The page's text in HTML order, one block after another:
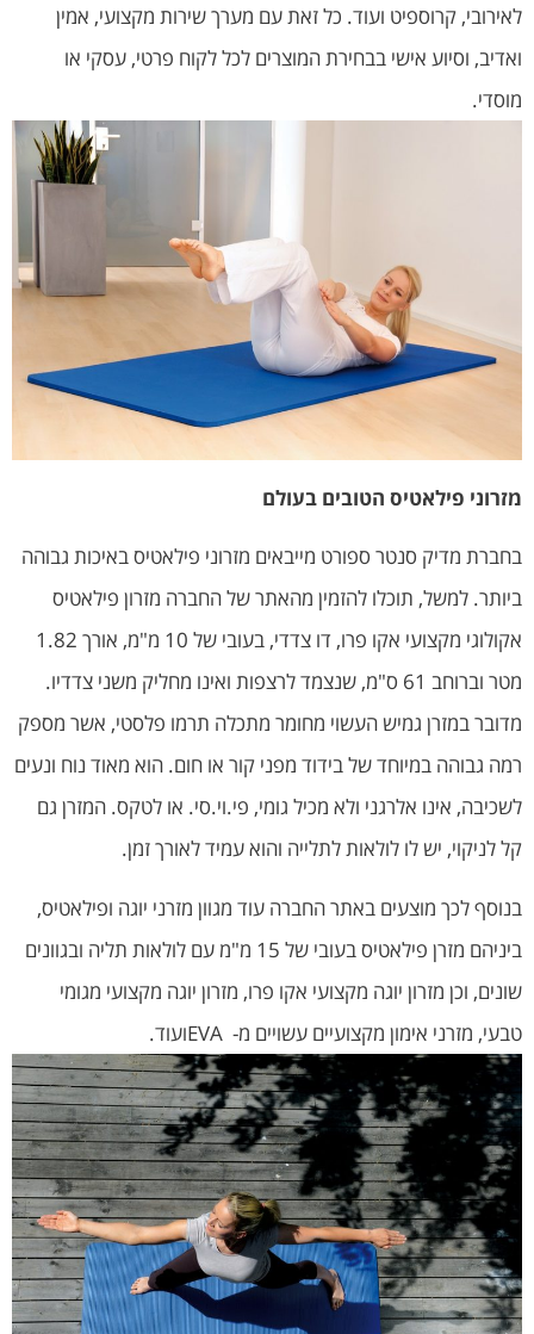
לאירובי, קרוספיט ועוד. כל זאת עם מערך שירות מקצועי, אמין
ואדיב, וסיוע אישי בבחירת המוצרים לכל לקוח פרטי, עסקי או
מוסדי.
מזרוני פילאטיס הטובים בעולם
בחברת מדיק סנטר ספורט מייבאים מזרוני פילאטיס באיכות גבוהה
ביותר. למשל, תוכלו להזמין מהאתר של החברה מזרון פילאטיס
אקולוגי מקצועי אקו פרו, דו צדדי, בעובי של 10 מ"מ, אורך 1.82
מטר וברוחב 61 ס"מ, שנצמד לרצפות ואינו מחליק משני צדדיו.
מדובר במזרן גמיש העשוי מחומר מתכלה תרמו פלסטי, אשר מספק
רמה גבוהה במיוחד של בידוד מפני קור או חום. הוא מאוד נוח ונעים
לשכיבה, אינו אלרגני ולא מכיל גומי, פי.וי.סי. או לטקס. המזרן גם
קל לניקוי, יש לו לולאות לתלייה והוא עמיד לאורך זמן.
בנוסף לכך מוצעים באתר החברה עוד מגוון מזרני יוגה ופילאטיס,
ביניהם מזרן פילאטיס בעובי של 15 מ"מ עם לולאות תליה ובגוונים
שונים, וכן מזרון יוגה מקצועי אקו פרו, מזרון יוגה מקצועי מגומי
טבעי, מזרני אימון מקצועיים עשויים מ- EVAועוד.